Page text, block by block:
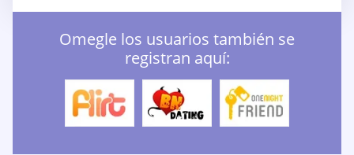
Omegle los usuarios también se
registran aquí: